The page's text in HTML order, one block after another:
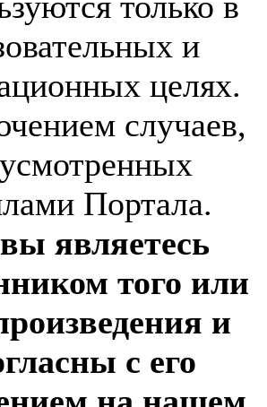
и
целях.
случаев,
Портала.
являетесь
того или
и
с его